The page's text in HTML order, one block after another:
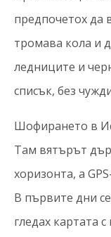
предпочетох да
тромава кола и
ледниците и
списък, без
Шофирането в
Там вятърът
хоризонта, а
В първите дни
гледах картата